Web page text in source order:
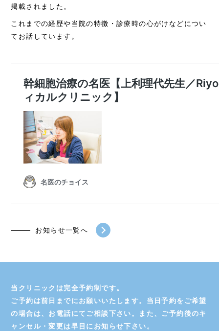
初めての方へ
再生医療
統合医療
お知らせ
掲載されました。
これまでの経歴や当院の特徴・診療時の心がけなどについ
てお話しています。
お知らせ一覧へ
当クリニックは完全予約制です。
ご予約は前日までにお願いいたします。当日予約をご希望
の場合は、お電話にてご相談下さい。また、ご予約後のキ
ャンセル・変更は早目にお知らせ下さい。